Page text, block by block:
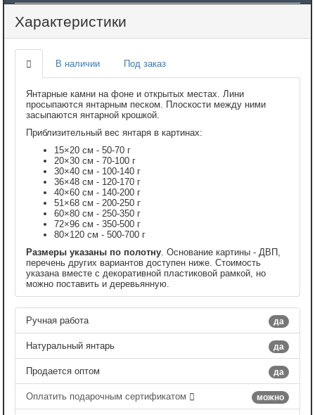
Характеристики
В наличии Под заказ
Янтарные камни на фоне и открытых местах. Лини
просыпаются янтарным песком. Плоскости между ними
засыпаются янтарной крошкой.
Приблизительный вес янтаря в картинах:
15×20 см - 50-70 г
20×30 см - 70-100 г
30×40 см - 100-140 г
36×48 см - 120-170 г
40×60 см - 140-200 г
51×68 см - 200-250 г
60×80 см - 250-350 г
72×96 см - 350-500 г
80×120 см - 500-700 г
Размеры указаны по полотну . Основание картины - ДВП,
перечень других вариантов доступен ниже. Стоимость
указана вместе с декоративной пластиковой рамкой, но
можно поставить и деревьянную.
да
Ручная работа
да
Натуральный янтарь
да
Продается оптом
можно
Оплатить подарочным сертификатом